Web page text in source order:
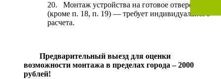
20. Монтаж устройства на готовое отверстие
(кроме п. 18, п. 19) — требует индивидуального
расчета.
Предварительный выезд для оценки
возможности монтажа в пределах города – 2000
рублей!